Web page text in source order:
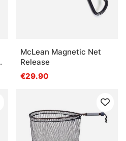
McLean Magnetic Net
Release
€29.90